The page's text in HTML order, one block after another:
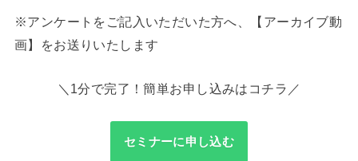
※アンケートをご記入いただいた方へ、【アーカイブ動
画】をお送りいたします
＼1分で完了！簡単お申し込みはコチラ／
セミナーに申し込む